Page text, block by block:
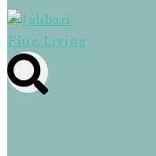
Jabbari Fine
JBR Fine Living-
handgeknüpfte